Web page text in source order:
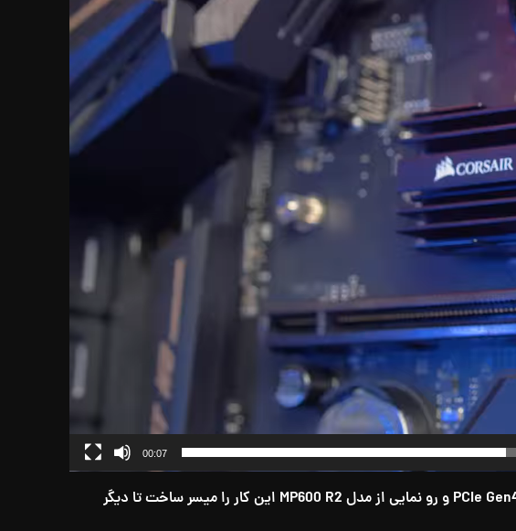
00:07
همیشه یکی از معضلات جابه جایی اطلاعات سرعت انتقال آنها بوده است ، اما کورسیر با کمک از نسل جدید PCIe Gen4.0 و رو نمایی از مدل MP600 R2 این کار را میسر ساخت تا دیگر